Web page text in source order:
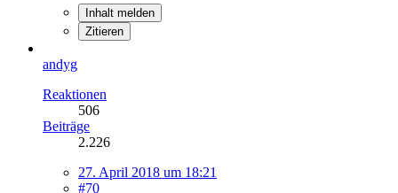
Inhalt melden
Zitieren
andyg
Reaktionen
506
Beiträge
2.226
27. April 2018 um 18:21
#70